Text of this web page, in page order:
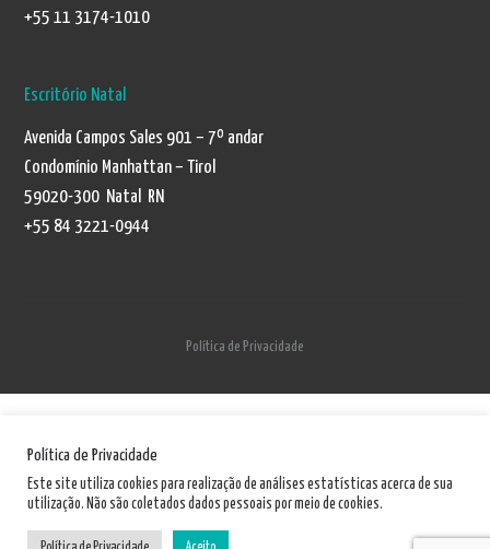
+55 11 3174-1010
Escritório Natal
Avenida Campos Sales 901 – 7º andar
Condomínio Manhattan – Tirol
59020-300 Natal RN
+55 84 3221-0944
Política de Privacidade
Política de Privacidade
Este site utiliza cookies para realização de análises estatísticas acerca de sua
utilização. Não são coletados dados pessoais por meio de cookies.